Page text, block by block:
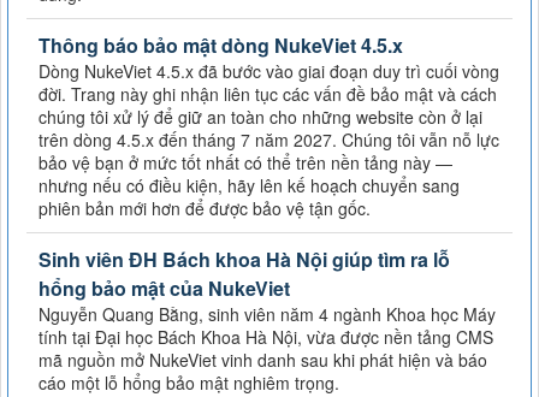
Thông báo bảo mật dòng NukeViet 4.5.x
Dòng NukeViet 4.5.x đã bước vào giai đoạn duy trì cuối vòng
đời. Trang này ghi nhận liên tục các vấn đề bảo mật và cách
chúng tôi xử lý để giữ an toàn cho những website còn ở lại
trên dòng 4.5.x đến tháng 7 năm 2027. Chúng tôi vẫn nỗ lực
bảo vệ bạn ở mức tốt nhất có thể trên nền tảng này —
nhưng nếu có điều kiện, hãy lên kế hoạch chuyển sang
phiên bản mới hơn để được bảo vệ tận gốc.
Sinh viên ĐH Bách khoa Hà Nội giúp tìm ra lỗ
hổng bảo mật của NukeViet
Nguyễn Quang Bằng, sinh viên năm 4 ngành Khoa học Máy
tính tại Đại học Bách Khoa Hà Nội, vừa được nền tảng CMS
mã nguồn mở NukeViet vinh danh sau khi phát hiện và báo
cáo một lỗ hổng bảo mật nghiêm trọng.